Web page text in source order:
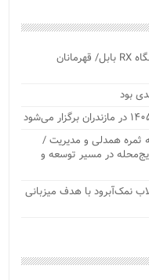
رقابت نفسگیر ۲۰ ورزشکار حرفه ای در باشگاه RX بابل/ قهرمانان
ثمره همدلی و مدیریت /
در مسیر توسعه و
نمک‌آبرود با هدف میزبانی